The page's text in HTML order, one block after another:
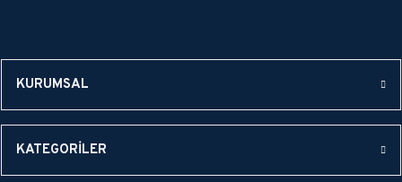
KURUMSAL
KATEGORİLER